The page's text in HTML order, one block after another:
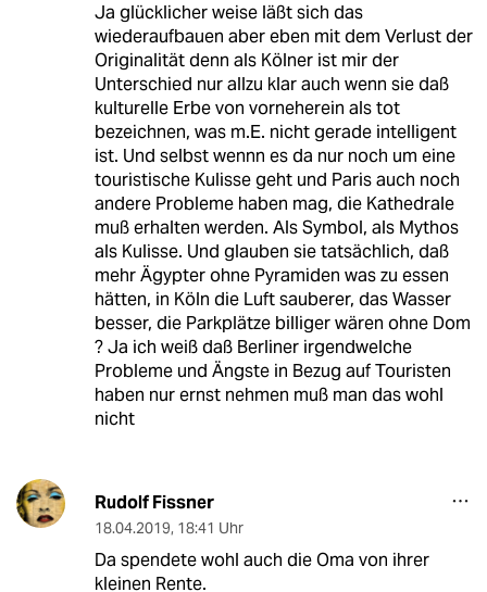
Ja glücklicher weise läßt sich das
wiederaufbauen aber eben mit dem Verlust der
Originalität denn als Kölner ist mir der
Unterschied nur allzu klar auch wenn sie daß
kulturelle Erbe von vorneherein als tot
bezeichnen, was m.E. nicht gerade intelligent
ist. Und selbst wennn es da nur noch um eine
touristische Kulisse geht und Paris auch noch
andere Probleme haben mag, die Kathedrale
muß erhalten werden. Als Symbol, als Mythos
als Kulisse. Und glauben sie tatsächlich, daß
mehr Ägypter ohne Pyramiden was zu essen
hätten, in Köln die Luft sauberer, das Wasser
besser, die Parkplätze billiger wären ohne Dom
? Ja ich weiß daß Berliner irgendwelche
Probleme und Ängste in Bezug auf Touristen
haben nur ernst nehmen muß man das wohl
nicht
Rudolf Fissner
18.04.2019, 18:41 Uhr
Da spendete wohl auch die Oma von ihrer
kleinen Rente.